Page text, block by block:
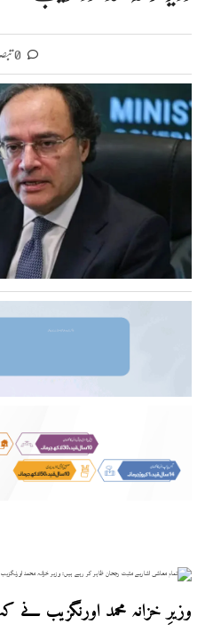
0 تبصرے
وزیرِ خزانہ محمد اورنگزیب